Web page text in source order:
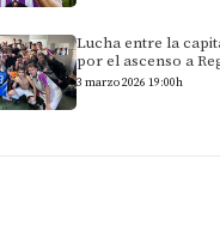
Lucha entre la
por el ascenso a
3 marzo 2026 19:00h